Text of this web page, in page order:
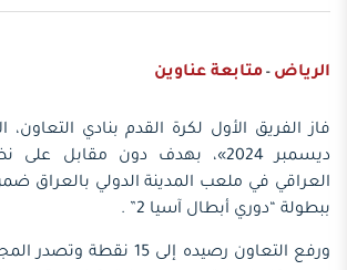
الرياض - متابعة عناوين
فاز الفريق الأول لكرة القدم بنادي التعاون،
ديسمبر 2024»، بهدف دون مقابل
العراقي في ملعب المدينة الدولي بالعراق
ببطولة “دوري أبطال آسيا 2” .